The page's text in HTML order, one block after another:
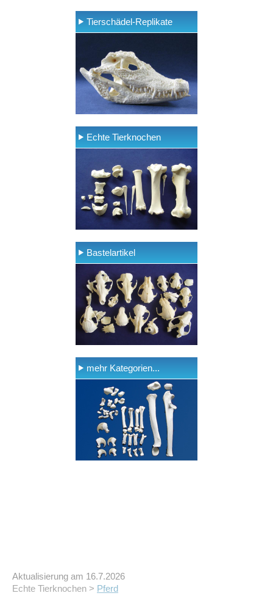
Tierschädel-Replikate
Echte Tierknochen
Bastelartikel
mehr Kategorien...
Aktualisierung am 16.7.2026
Echte Tierknochen > Pferd